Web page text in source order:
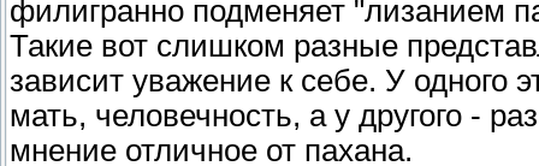
филигранно подменяет "лизанием
Такие вот слишком разные
зависит уважение к себе. У одного
мать, человечность, а у другого -
мнение отличное от пахана.